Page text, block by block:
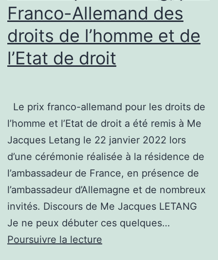
Franco-Allemand des
droits de l’homme et de
l’Etat de droit
Le prix franco-allemand pour les droits de
l’homme et l’Etat de droit a été remis à Me
Jacques Letang le 22 janvier 2022 lors
d’une cérémonie réalisée à la résidence de
l’ambassadeur de France, en présence de
l’ambassadeur d’Allemagne et de nombreux
invités. Discours de Me Jacques LETANG
Je ne peux débuter ces quelques…
Poursuivre la lecture